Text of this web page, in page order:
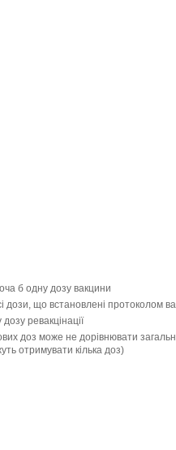
б одну дозу вакцини
дози, що встановлені протоколом
ревакцінації
доз може не дорівнювати
отримувати кілька доз)